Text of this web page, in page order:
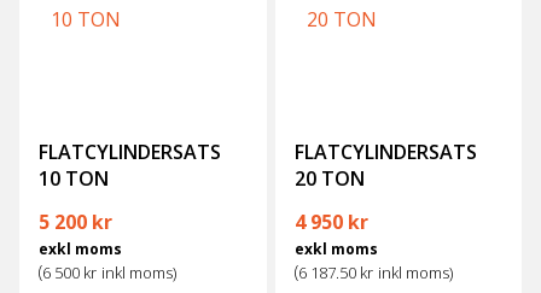
FLATCYLINDERSATS
10 TON
5 200 kr
exkl moms
(6 500 kr inkl moms)
FLATCYLINDERSATS
20 TON
Det ursprungliga priset var:
4 950 krDet nuvarande
exkl moms
(6 187.50 kr inkl moms)